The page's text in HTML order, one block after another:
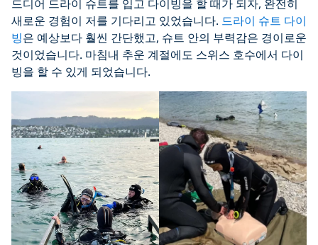
드디어 드라이 슈트를 입고 다이빙을 할 때가 되자, 완전히
새로운 경험이 저를 기다리고 있었습니다. 드라이 슈트 다이
빙은 예상보다 훨씬 간단했고, 슈트 안의 부력감은 경이로운
것이었습니다. 마침내 추운 계절에도 스위스 호수에서 다이
빙을 할 수 있게 되었습니다.